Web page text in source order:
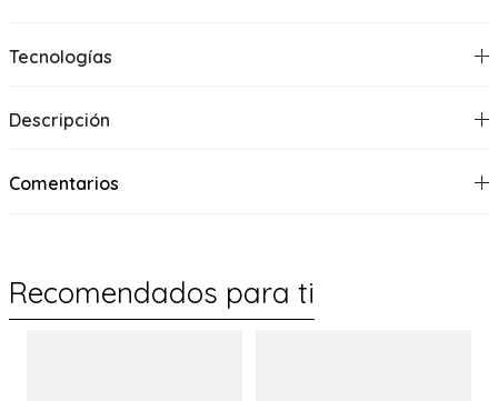
Tecnologías
Descripción
Comentarios
Recomendados para ti